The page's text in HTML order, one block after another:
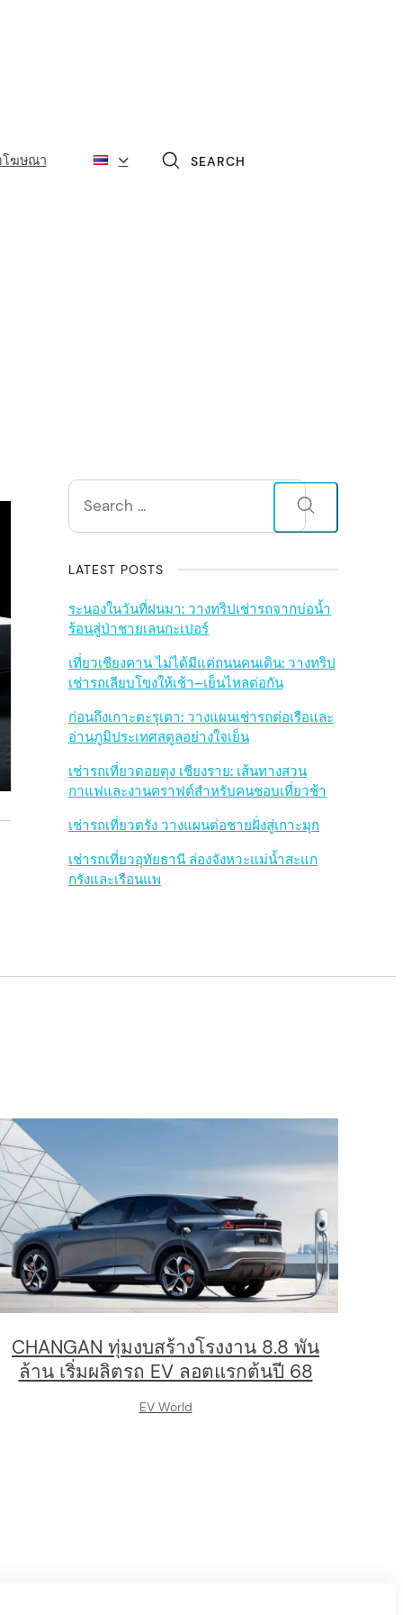
โฆษณา SEARCH
S
i
d
e
b
a
r
Search
for:
LATEST POSTS
ระนองในวันที่ฝนมา: วางทริปเช่ารถจากบ่อน้ำ
ร้อนสู่ป่าชายเลนกะเปอร์
เที่ยวเชียงคาน ไม่ได้มีแค่ถนนคนเดิน: วางทริป
เช่ารถเลียบโขงให้เช้า–เย็นไหลต่อกัน
ก่อนถึงเกาะตะรุเตา: วางแผนเช่ารถต่อเรือและ
อ่านภูมิประเทศสตูลอย่างใจเย็น
เช่ารถเที่ยวดอยตุง เชียงราย: เส้นทางสวน
กาแฟและงานคราฟต์สำหรับคนชอบเที่ยวช้า
เช่ารถเที่ยวตรัง วางแผนต่อชายฝั่งสู่เกาะมุก
เช่ารถเที่ยวอุทัยธานี ล่องจังหวะแม่น้ำสะแก
กรังและเรือนแพ
CHANGAN ทุ่มงบสร้างโรงงาน 8.8 พัน
ล้าน เริ่มผลิตรถ EV ลอตแรกต้นปี 68
EV World